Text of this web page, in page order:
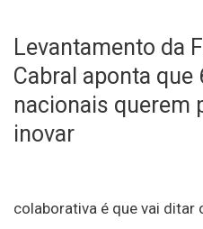
Levantamento da
Cabral aponta que
nacionais querem
inovar
colaborativa é que vai